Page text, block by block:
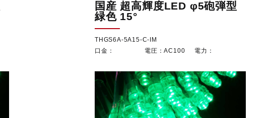
THGS6A-5A15-C-IM
国産 超高輝度LED φ5砲弾型
緑色 15°
AC100